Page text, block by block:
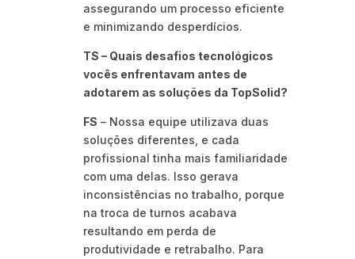
assegurando um processo eficiente
e minimizando desperdícios.
TS – Quais desafios tecnológicos
vocês enfrentavam antes de
adotarem as soluções da TopSolid?
FS – Nossa equipe utilizava duas
soluções diferentes, e cada
profissional tinha mais familiaridade
com uma delas. Isso gerava
inconsistências no trabalho, porque
na troca de turnos acabava
resultando em perda de
produtividade e retrabalho. Para